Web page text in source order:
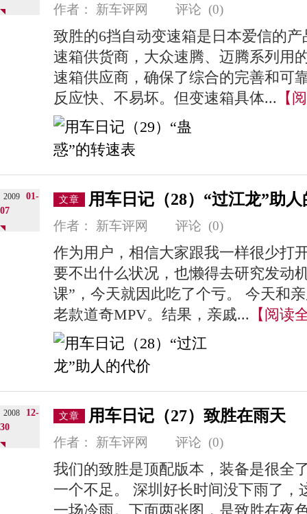
作者： 新车评网 评论 (0)
致胜的6挡自动变速箱是日本爱信的
速箱供货商，大众速腾、迈腾系列用
速箱供应商，确保了综合的完善和可
反应快、不易坏。但变速箱具体... 【
2009
01-
07
文章 用车日记（28）“过江龙”助
作者： 新车评网 评论 (0)
作为用户，相信大家跟我一样很少打
要不出什么状况，也懒得去研究发动
课”，今天就因此吃了个亏。 今天和
老款道奇MPV。结果，亲戚... 【阅读
2008
12-
30
文章 用车日记（27）致胜在雨天
作者： 新车评网 评论 (0)
我们的致胜是顶配版本，装备是很全
一个不足。 深圳好长时间没下雨了，
一场冷雨。下面两张图，是致胜在夜